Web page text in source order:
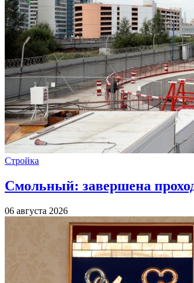
Стройка
Смольный: завершена
06 августа 2026